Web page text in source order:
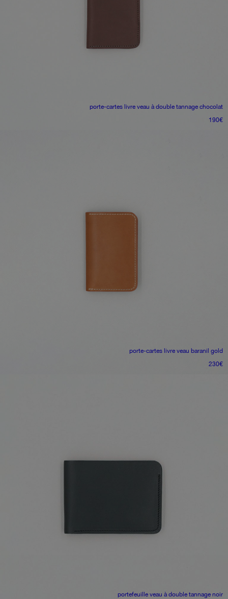
porte-cartes livre veau à double tannage chocolat
190€
porte-cartes livre veau baranil gold
230€
portefeuille veau à double tannage noir